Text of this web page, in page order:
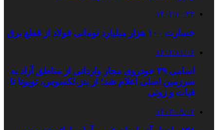
۱۴۰۲/۱۰/۲۲
خسارت ۱۰۰ هزار میلیارد تومانی فولاد از قطع برق
۱۴۰۲/۱۱/۰۶
اسامی ۳۹ خودروی مجاز وارداتی از مناطق آزاد به
سرزمین اصلی اعلام شد؛ از بنز،لکسوس، تویوتا تا
فیات و زوتی
۱۴۰۳/۰۹/۰۲